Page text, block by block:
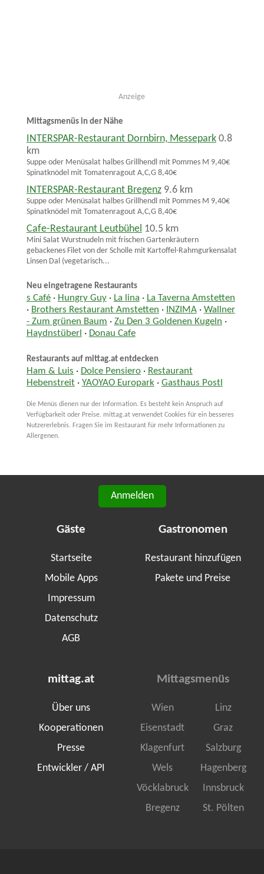
Anzeige
Mittagsmenüs in der Nähe
INTERSPAR-Restaurant Dornbirn, Messepark 0.8
km
Suppe oder Menüsalat halbes Grillhendl mit Pommes M 9,40€
Spinatknödel mit Tomatenragout A,C,G 8,40€
INTERSPAR-Restaurant Bregenz 9.6 km
Suppe oder Menüsalat halbes Grillhendl mit Pommes M 9,40€
Spinatknödel mit Tomatenragout A,C,G 8,40€
Cafe-Restaurant Leutbühel 10.5 km
Mini Salat Wurstnudeln mit frischen Gartenkräutern
gebackenes Filet von der Scholle mit Kartoffel-Rahmgurkensalat
Linsen Dal (vegetarisch...
Neu eingetragene Restaurants
s Café· Hungry Guy· La lina · La Taverna Amstetten
· Brothers Restaurant Amstetten · INZIMA· Wallner
- Zum grünen Baum · Zu Den 3 Goldenen Kugeln ·
Haydnstüberl · Donau Cafe
Restaurants auf mittag.at entdecken
Ham & Luis · Dolce Pensiero· Restaurant
Hebenstreit· YAOYAO Europark· Gasthaus Postl
Die Menüs dienen nur der Information. Es besteht kein Anspruch auf
Verfügbarkeit oder Preise. mittag.at verwendet Cookies für ein besseres
Nutzererlebnis. Fragen Sie im Restaurant für mehr Informationen zu
Allergenen.
Anmelden
Gäste
Startseite
Mobile Apps
Impressum
Datenschutz
AGB
Gastronomen
Restaurant hinzufügen
Pakete und Preise
mittag.at
Über uns
Kooperationen
Presse
Entwickler / API
Mittagsmenüs
Wien
Linz
Eisenstadt
Graz
Klagenfurt
Salzburg
Wels
Hagenberg
Vöcklabruck
Innsbruck
Bregenz
St. Pölten